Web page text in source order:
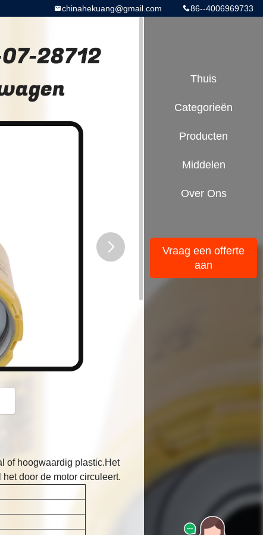
86--4006969733
chinahekuang@gmail.com
28712
of hoogwaardig plastic.Het
door de motor circuleert.
Thuis
Categorieën
Producten
Middelen
Over Ons
Vraag een offerte
aan